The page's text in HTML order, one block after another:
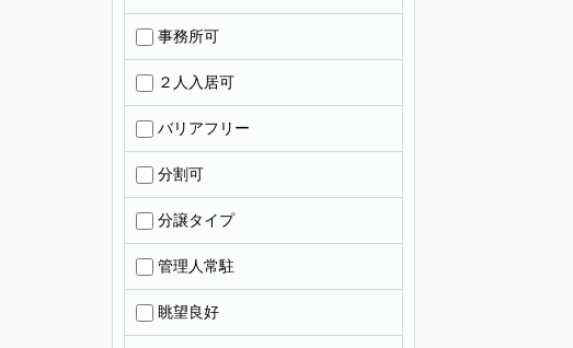
事務所可
２人入居可
バリアフリー
分割可
分譲タイプ
管理人常駐
眺望良好